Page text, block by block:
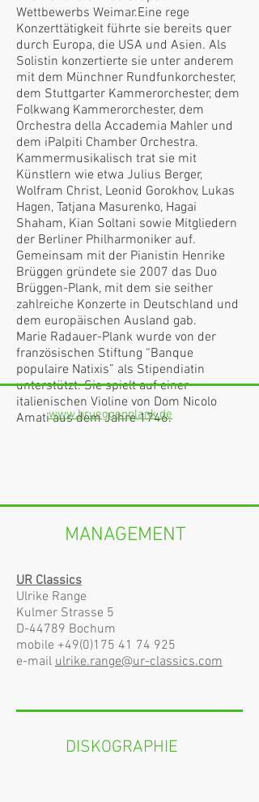
Wettbewerbs Weimar.Eine rege
Konzerttätigkeit führte sie bereits quer
durch Europa, die USA und Asien. Als
Solistin konzertierte sie unter anderem
mit dem Münchner Rundfunkorchester,
dem Stuttgarter Kammerorchester, dem
Folkwang Kammerorchester, dem
Orchestra della Accademia Mahler und
dem iPalpiti Chamber Orchestra.
Kammermusikalisch trat sie mit
Künstlern wie etwa Julius Berger,
Wolfram Christ, Leonid Gorokhov, Lukas
Hagen, Tatjana Masurenko, Hagai
Shaham, Kian Soltani sowie Mitgliedern
der Berliner Philharmoniker auf.
Gemeinsam mit der Pianistin Henrike
Brüggen gründete sie 2007 das Duo
Brüggen-Plank, mit dem sie seither
zahlreiche Konzerte in Deutschland und
dem europäischen Ausland gab.
Marie Radauer-Plank wurde von der
französischen Stiftung “Banque
populaire Natixis” als Stipendiatin
unterstützt. Sie spielt auf einer
italienischen Violine von Dom Nicolo
Amati aus dem Jahre 1746.
www.brueggenplank.de
MANAGEMENT
UR Classics
Ulrike Range
Kulmer Strasse 5
D-44789 Bochum
mobile +49(0)175 41 74 925
e-mail ulrike.range@ur-classics.com
DISKOGRAPHIE